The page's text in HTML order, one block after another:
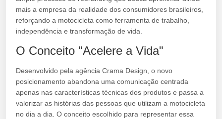
mais a empresa da realidade dos consumidores brasileiros,
reforçando a motocicleta como ferramenta de trabalho,
independência e transformação de vida.
O Conceito "Acelere a Vida"
Desenvolvido pela agência Crama Design, o novo
posicionamento abandona uma comunicação centrada
apenas nas características técnicas dos produtos e passa a
valorizar as histórias das pessoas que utilizam a motocicleta
no dia a dia. O conceito escolhido para representar essa